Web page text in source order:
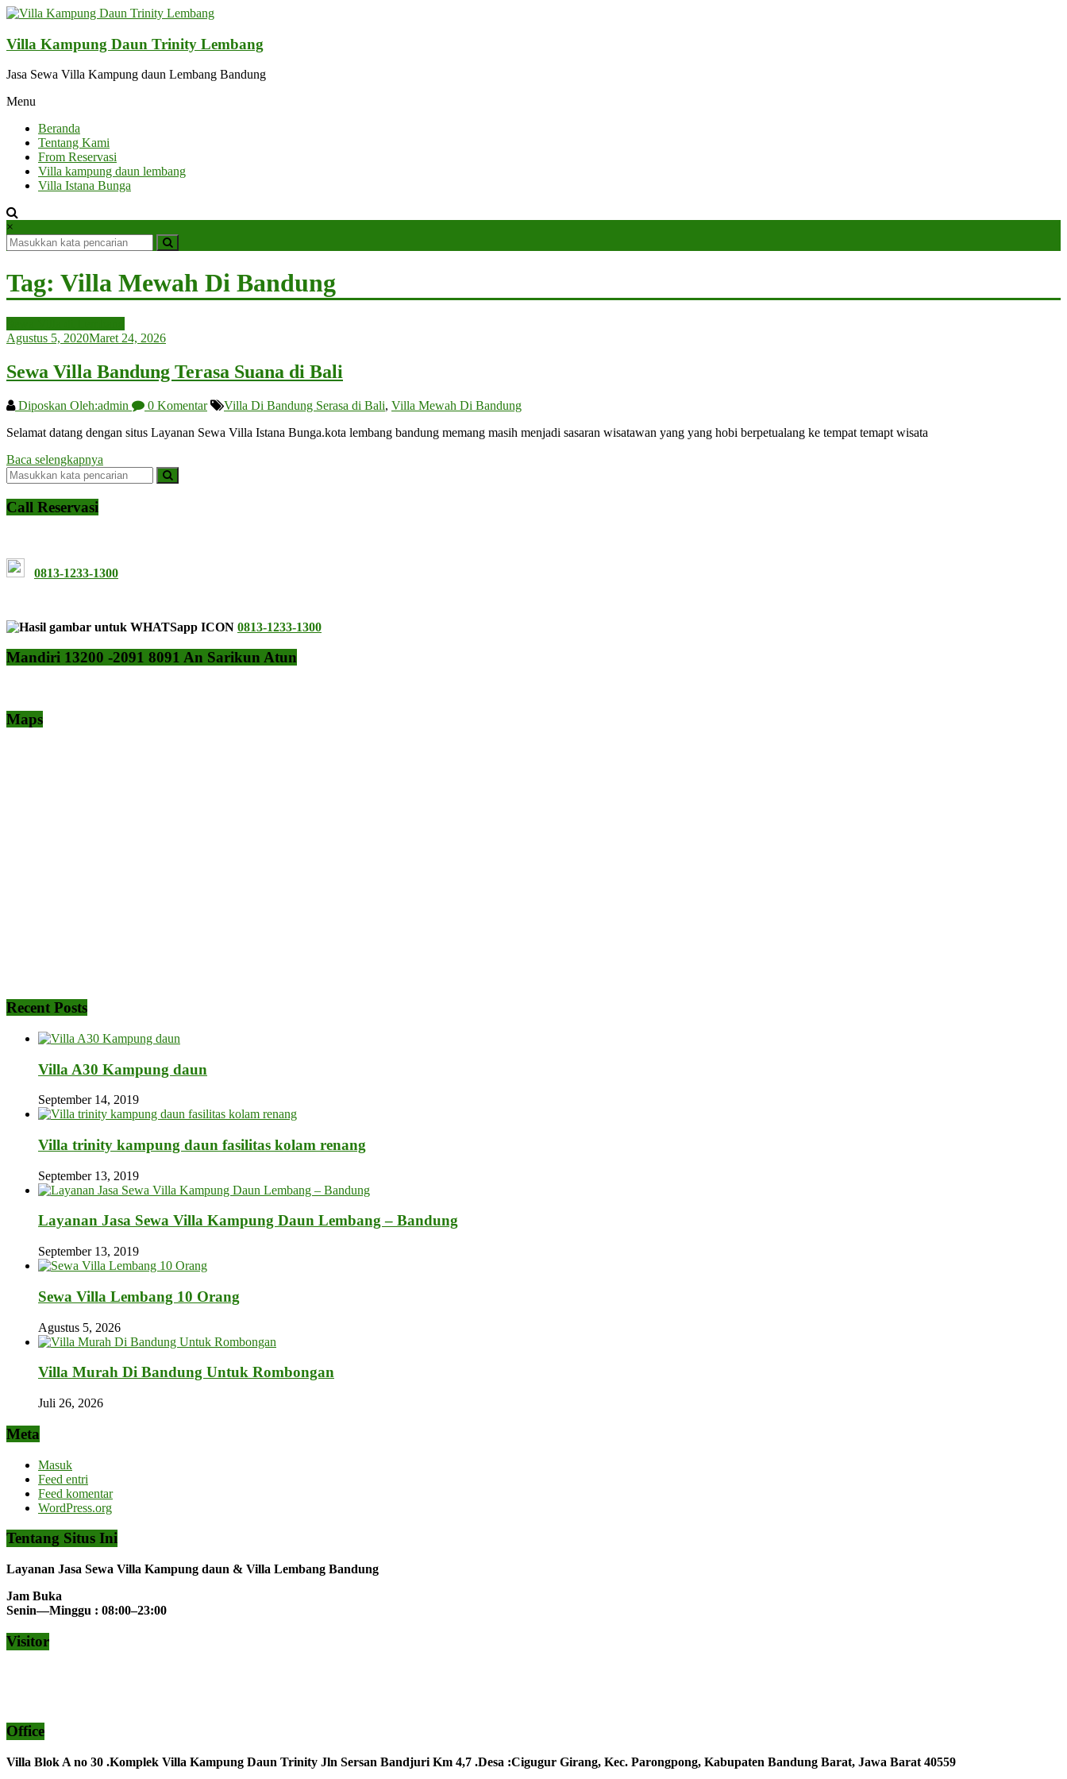
Lompat
konten
Villa Kampung Daun Trinity Lembang
Jasa Sewa Villa Kampung daun Lembang Bandung
Menu
Beranda
Tentang Kami
From Reservasi
Villa kampung daun lembang
Villa Istana Bunga
×
Tag: Villa Mewah Di Bandung
Agustus 5, 2020Maret 24, 2026
Sewa Villa Bandung Terasa Suana di Bali
Diposkan Oleh:admin 0 Komentar Villa Di Bandung Serasa di Bali, Villa Mewah Di Bandung
Selamat datang dengan situs Layanan Sewa Villa Istana Bunga.kota lembang bandung memang masih menjadi sasaran wisatawan yang yang hobi berpetualang ke tempat temapt wisata
Baca selengkapnya
Call Reservasi
0813-1233-1300
0813-1233-1300
Mandiri 13200 -2091 8091 An Sarikun Atun
Maps
Recent Posts
Villa A30 Kampung daun
September 14, 2019
Villa trinity kampung daun fasilitas kolam renang
September 13, 2019
Layanan Jasa Sewa Villa Kampung Daun Lembang – Bandung
September 13, 2019
Sewa Villa Lembang 10 Orang
Agustus 5, 2026
Villa Murah Di Bandung Untuk Rombongan
Juli 26, 2026
Meta
Masuk
Feed entri
Feed komentar
WordPress.org
Tentang Situs Ini
Layanan Jasa Sewa Villa Kampung daun & Villa Lembang Bandung
Jam Buka
Senin—Minggu : 08:00–23:00
Visitor
Office
Villa Blok A no 30 .Komplek Villa Kampung Daun Trinity Jln Sersan Bandjuri Km 4,7 .Desa :Cigugur Girang, Kec. Parongpong, Kabupaten Bandung Barat, Jawa Barat 40559